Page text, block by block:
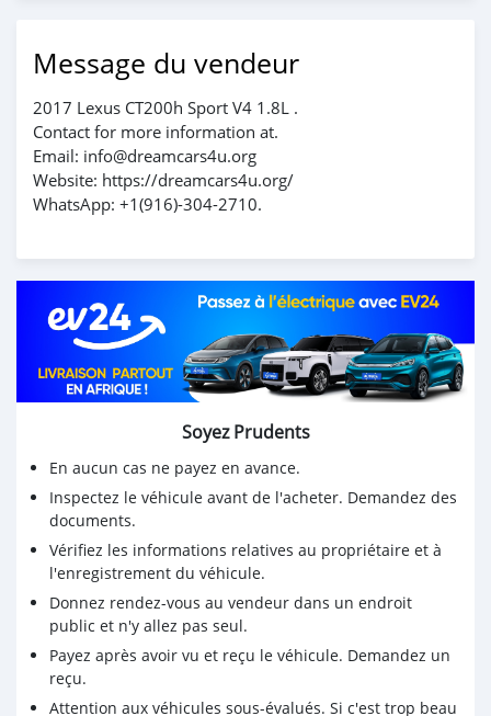
Message du vendeur
2017 Lexus CT200h Sport V4 1.8L .
Contact for more information at.
Email: info@dreamcars4u.org
Website: https://dreamcars4u.org/
WhatsApp: ‪+1(916)-304-2710‬.
Soyez Prudents
En aucun cas ne payez en avance.
Inspectez le véhicule avant de l'acheter. Demandez des
documents.
Vérifiez les informations relatives au propriétaire et à
l'enregistrement du véhicule.
Donnez rendez-vous au vendeur dans un endroit
public et n'y allez pas seul.
Payez après avoir vu et reçu le véhicule. Demandez un
reçu.
Attention aux véhicules sous-évalués. Si c'est trop beau